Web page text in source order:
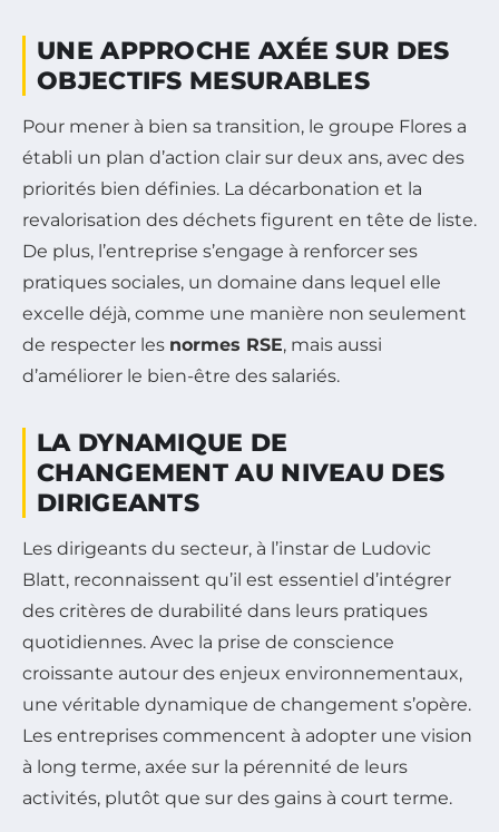
UNE APPROCHE AXÉE SUR DES
OBJECTIFS MESURABLES
Pour mener à bien sa transition, le groupe Flores a
établi un plan d’action clair sur deux ans, avec des
priorités bien définies. La décarbonation et la
revalorisation des déchets figurent en tête de liste.
De plus, l’entreprise s’engage à renforcer ses
pratiques sociales, un domaine dans lequel elle
excelle déjà, comme une manière non seulement
de respecter les normes RSE, mais aussi
d’améliorer le bien-être des salariés.
LA DYNAMIQUE DE
CHANGEMENT AU NIVEAU DES
DIRIGEANTS
Les dirigeants du secteur, à l’instar de Ludovic
Blatt, reconnaissent qu’il est essentiel d’intégrer
des critères de durabilité dans leurs pratiques
quotidiennes. Avec la prise de conscience
croissante autour des enjeux environnementaux,
une véritable dynamique de changement s’opère.
Les entreprises commencent à adopter une vision
à long terme, axée sur la pérennité de leurs
activités, plutôt que sur des gains à court terme.